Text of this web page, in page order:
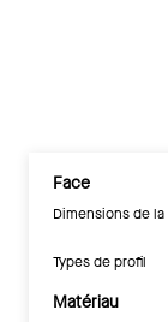
Face
Dimensions de
Types de profil
Matériau